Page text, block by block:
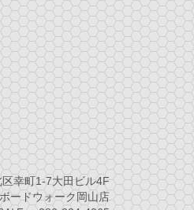
幸町1-7大田ビル4F
ボードウォーク岡山店